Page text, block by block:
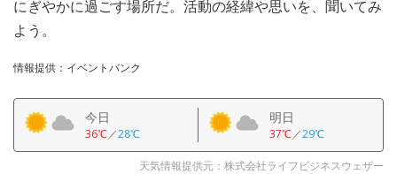
にぎやかに過ごす場所だ。活動の経緯や思いを、聞いてみ
よう。
情報提供：イベントバンク
今日
36℃／28℃
明日
37℃／29℃
天気情報提供元：株式会社ライフビジネスウェザー